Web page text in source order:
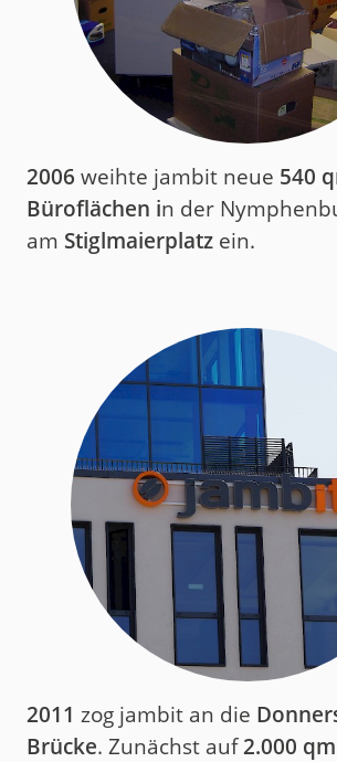
2006 weihte jambit neue 540
Büroflächen in der
am Stiglmaierplatz ein.
2011 zog jambit an die
Brücke. Zunächst auf2.000